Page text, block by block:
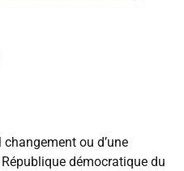
changement ou d’une
démocratique du